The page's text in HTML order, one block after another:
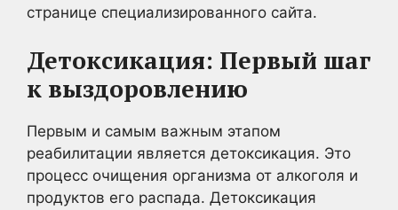
странице специализированного сайта.
Детоксикация: Первый шаг
к выздоровлению
Первым и самым важным этапом
реабилитации является детоксикация. Это
процесс очищения организма от алкоголя и
продуктов его распада. Детоксикация